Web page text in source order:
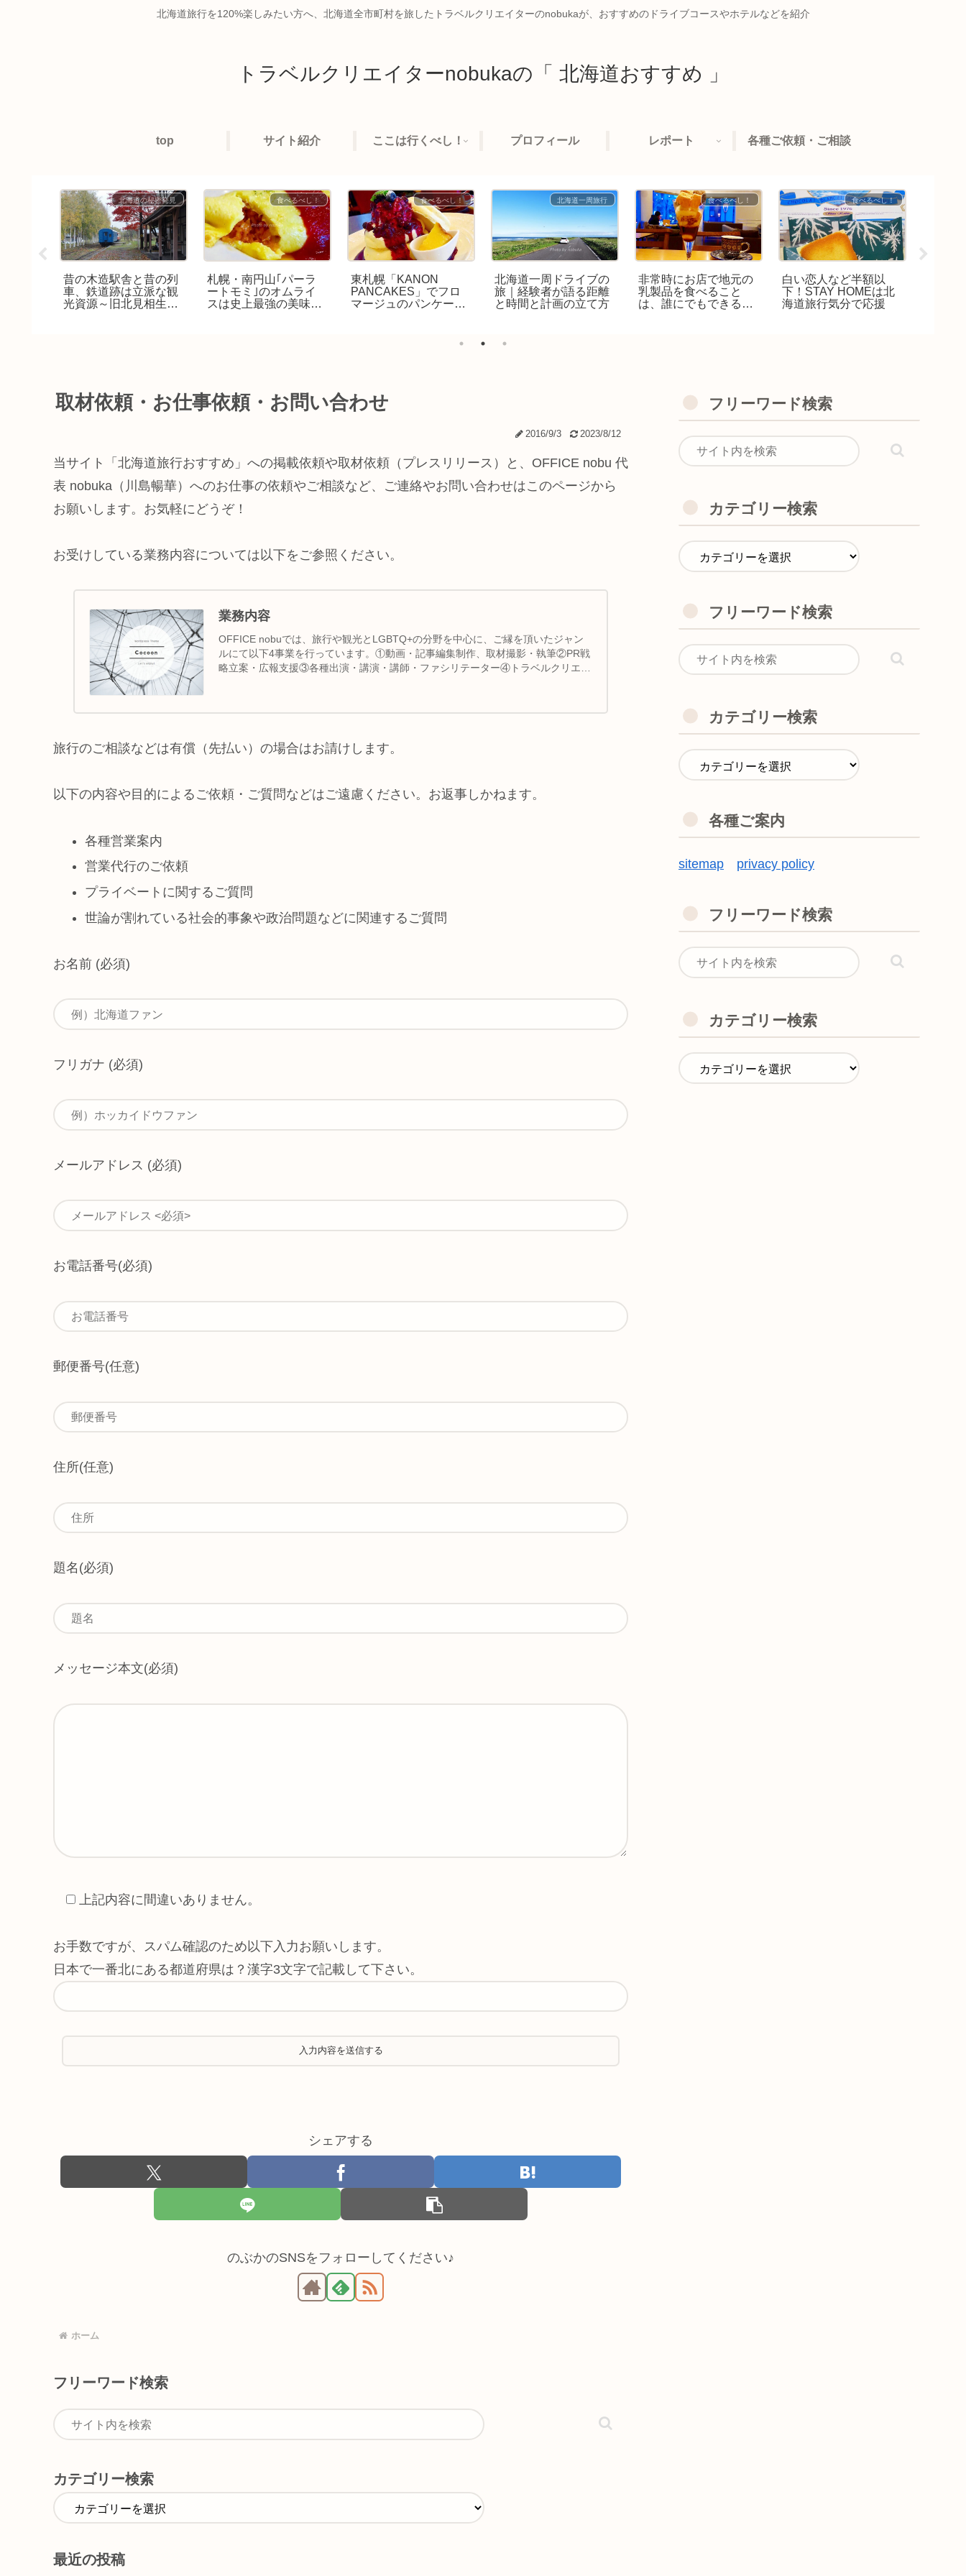
北海道旅行を120%楽しみたい方へ、北海道全市町村を旅したトラベルクリエイターのnobukaが、おすすめのドライブコースやホテルなどを紹介
トラベルクリエイターnobukaの「 北海道おすすめ 」
top サイト紹介 ここは行くべし！ プロフィール レポート 各種ご依頼・ご相談
北海道の秘密発見
昔の木造駅舎と昔の列
車、鉄道跡は立派な観
光資源～旧北見相生駅
食べるべし！
札幌・南円山｢パーラ
ートモミ｣のオムライ
スは史上最強の美味し
食べるべし！
東札幌「KANON
PANCAKES」でフロ
マージュのパンケーキ
北海道一周旅行
北海道一周ドライブの
旅｜経験者が語る距離
と時間と計画の立て方
食べるべし！
非常時にお店で地元の
乳製品を食べること
は、誰にでもできる社
食べるべし！
白い恋人など半額以
下！STAY HOMEは北
海道旅行気分で応援
取材依頼・お仕事依頼・お問い合わせ
2016/9/3 2023/8/12
当サイト「北海道旅行おすすめ」への掲載依頼や取材依頼（プレスリリース）と、OFFICE nobu 代
表 nobuka（川島暢華）へのお仕事の依頼やご相談など、ご連絡やお問い合わせはこのページから
お願いします。お気軽にどうぞ！
お受けしている業務内容については以下をご参照ください。
業務内容
OFFICE nobuでは、旅行や観光とLGBTQ+の分野を中心に、ご縁を頂いたジャン
ルにて以下4事業を行っています。①動画・記事編集制作、取材撮影・執筆②PR戦
略立案・広報支援③各種出演・講演・講師・ファシリテーター④トラベルクリエイ
旅行のご相談などは有償（先払い）の場合はお請けします。
以下の内容や目的によるご依頼・ご質問などはご遠慮ください。お返事しかねます。
各種営業案内
営業代行のご依頼
プライベートに関するご質問
世論が割れている社会的事象や政治問題などに関連するご質問
お名前 (必須)
フリガナ (必須)
メールアドレス (必須)
お電話番号(必須)
郵便番号(任意)
住所(任意)
題名 (必須)
メッセージ本文(必須)
上記内容に間違いありません。
お手数ですが、スパム確認のため以下入力お願いします。
日本で一番北にある都道府県は？漢字3文字で記載して下さい。
シェアする
のぶかのSNSをフォローしてください♪
ホーム
フリーワード検索
カテゴリー検索
最近の投稿
フリーワード検索
カテゴリー検索
フリーワード検索
カテゴリー検索
各種ご案内
sitemap privacy policy
フリーワード検索
カテゴリー検索